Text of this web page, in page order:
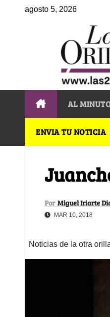
agosto 5, 2026
AL
ENVIA TU NOTICIA
Por Miguel Iriarte
MAR 10, 2018
Noticias de la otra